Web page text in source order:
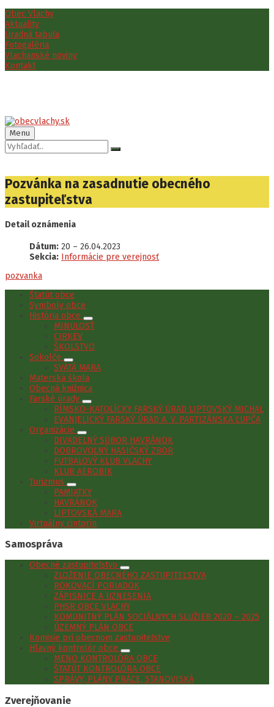
Preskočiť
na
obsah
Preskočiť
na
ľavý
panel
Preskočiť
na
pätičku
Obec Vlachy
Aktuality
Úradná tabuľa
Fotogaléria
Vlachanské noviny
Kontakt
Menu
Vyhľadávanie:
Pozvánka na zasadnutie obecného
zastupiteľstva
Detail oznámenia
Dátum: 20 – 26.04.2023
Sekcia: Informácie pre verejnosť
pozvanka
Štatút obce
Symboly obce
História obce
MINULOSŤ
CIRKEV
ŠKOLSTVO
Sokolče
SVÄTÁ MARA
Materská škola
Obecná knižnica
Farské úrady
RÍMSKO-KATOLÍCKY FARSKÝ ÚRAD LIPTOVSKÝ MICHAL
EVANJELICKÝ FARSKÝ ÚRAD A. V. PARTIZÁNSKA ĽUPČA
Organizácie
DIVADELNÝ SÚBOR HAVRÁNOK
DOBROVOĽNÝ HASIČSKÝ ZBOR
FUTBALOVÝ KLUB VLACHY
KLUB AEROBIK
Turizmus
PAMIATKY
HAVRÁNOK
LIPTOVSKÁ MARA
Virtuálny cintorín
Samospráva
Obecné zastupiteľstvo
ZLOŽENIE OBECNÉHO ZASTUPITEĽSTVA
ROKOVACÍ PORIADOK
ZÁPISNICE A UZNESENIA
PHSR OBCE VLACHY
KOMUNITNÝ PLÁN SOCIÁLNYCH SLUŽIEB 2020 – 2025
ÚZEMNÝ PLÁN OBCE
Komisie pri obecnom zastupiteľstve
Hlavný kontrolór obce
MENO KONTROLÓRA OBCE
ŠTATÚT KONTROLÓRA OBCE
SPRÁVY, PLÁNY PRÁCE, STANOVISKÁ
Zverejňovanie